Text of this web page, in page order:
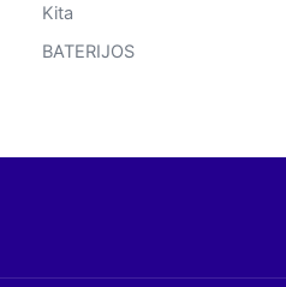
Kita
BATERIJOS